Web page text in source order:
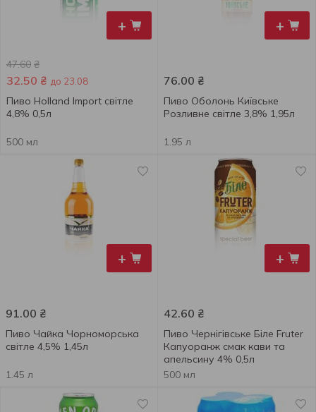
+
47.60 ₴
32.50 ₴ до 23.08
Пиво Holland Import світле
4,8% 0,5л
500 мл
+
76.00 ₴
Пиво Оболонь Київське
Розливне світле 3,8% 1,95л
1.95 л
+
91.00 ₴
Пиво Чайка Чорноморська
світле 4,5% 1,45л
1.45 л
+
42.60 ₴
Пиво Чернігівське Біле Fruter
Капуоранж смак кави та
апельсину 4% 0,5л
500 мл